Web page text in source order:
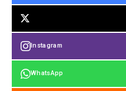
Instagram
WhatsApp